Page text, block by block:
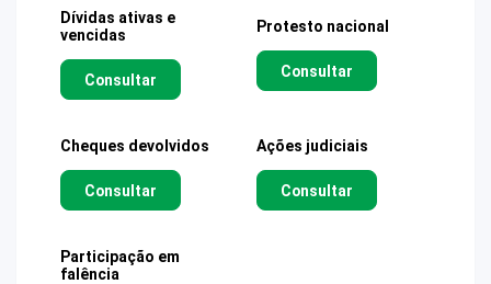
Dívidas ativas e
vencidas
Consultar
Protesto nacional
Consultar
Cheques devolvidos
Consultar
Ações judiciais
Consultar
Participação em
falência